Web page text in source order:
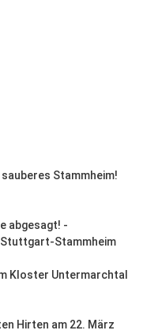
sauberes Stammheim!
abgesagt! -
Stuttgart-Stammheim
Kloster Untermarchtal
Hirten am 22. März